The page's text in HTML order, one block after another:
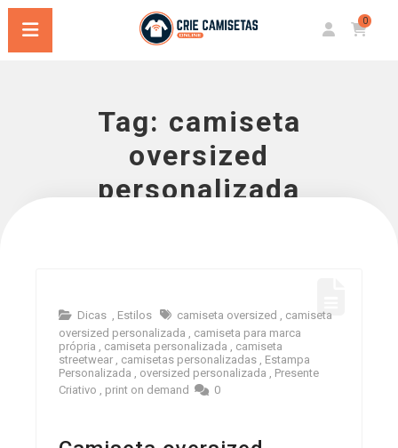
0
Tag: camiseta
oversized
personalizada
Dicas Estilos camiseta oversized
camiseta
oversized personalizada
camiseta para marca
própria
camiseta personalizada
camiseta
streetwear
camisetas personalizadas
Estampa
Personalizada
oversized personalizada
Presente
Criativo
print on demand 0